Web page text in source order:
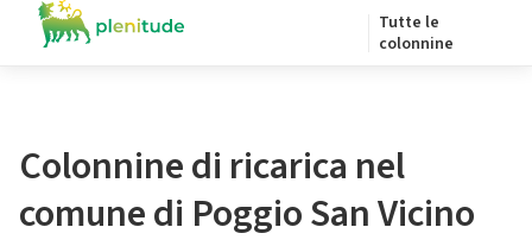
Tutte le
colonnine
Colonnine di ricarica nel
comune di Poggio San Vicino